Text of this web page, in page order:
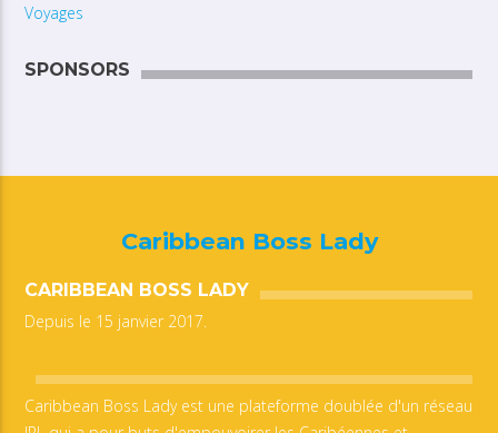
Voyages
SPONSORS
Caribbean Boss Lady
CARIBBEAN BOSS LADY
Depuis le 15 janvier 2017.
Caribbean Boss Lady est une plateforme doublée d'un réseau